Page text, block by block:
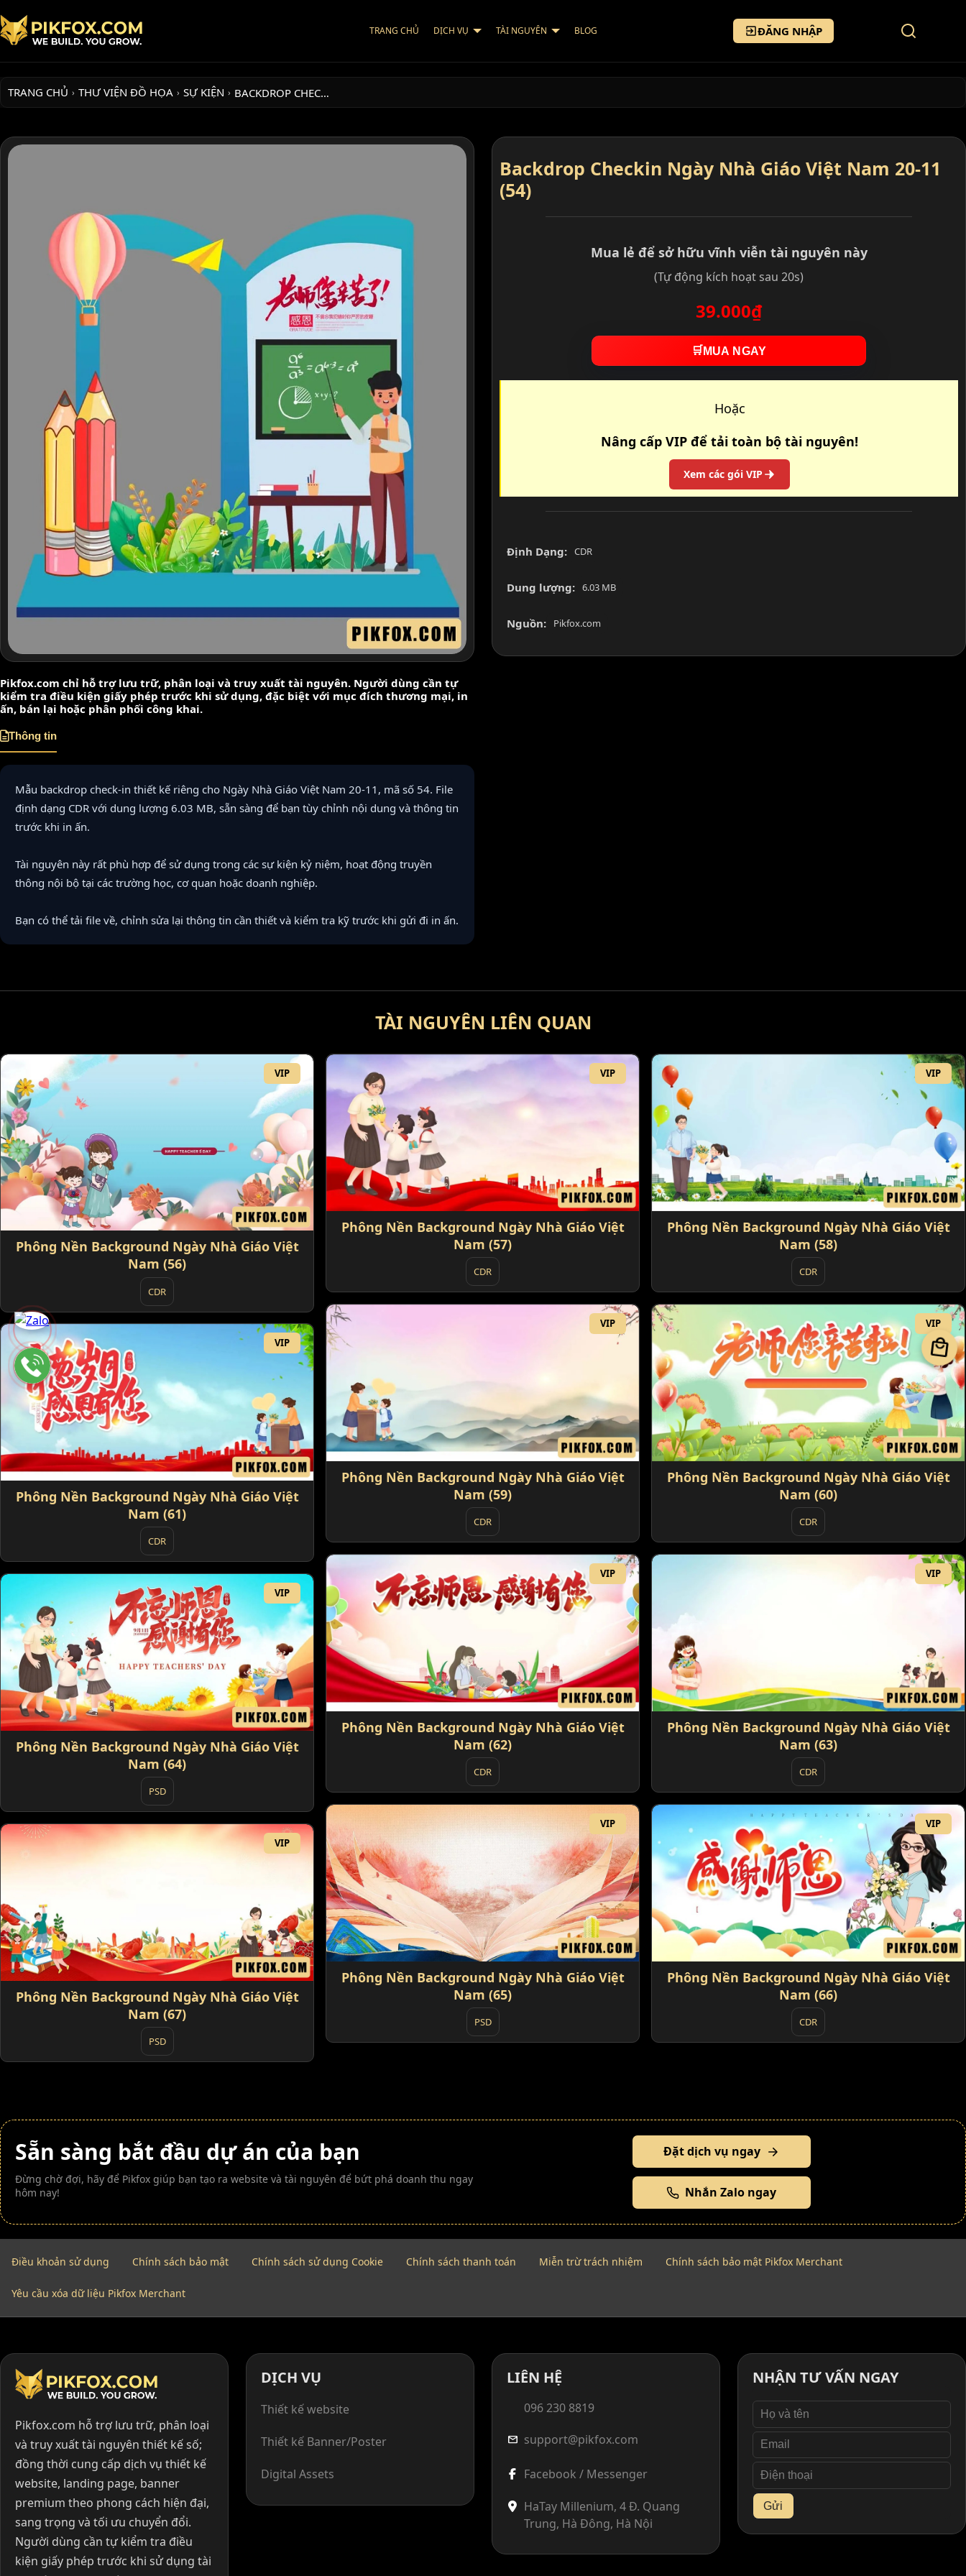
TRANG CHỦ DỊCH VỤ TÀI NGUYÊN BLOG ĐĂNG NHẬP
TRANG CHỦ › THƯ VIỆN ĐỒ HỌA › SỰ KIỆN › BACKDROP CHEC…
Pikfox.com chỉ hỗ trợ lưu trữ, phân loại và truy xuất tài nguyên. Người dùng cần tự
kiểm tra điều kiện giấy phép trước khi sử dụng, đặc biệt với mục đích thương mại, in
ấn, bán lại hoặc phân phối công khai.
Thông tin
Mẫu backdrop check-in thiết kế riêng cho Ngày Nhà Giáo Việt Nam 20-11, mã số 54. File
định dạng CDR với dung lượng 6.03 MB, sẵn sàng để bạn tùy chỉnh nội dung và thông tin
trước khi in ấn.
Tài nguyên này rất phù hợp để sử dụng trong các sự kiện kỷ niệm, hoạt động truyền
thông nội bộ tại các trường học, cơ quan hoặc doanh nghiệp.
Bạn có thể tải file về, chỉnh sửa lại thông tin cần thiết và kiểm tra kỹ trước khi gửi đi in ấn.
Backdrop Checkin Ngày Nhà Giáo Việt Nam 20-11
(54)
Mua lẻ để sở hữu vĩnh viễn tài nguyên này
(Tự động kích hoạt sau 20s)
39.000₫
🛒 MUA NGAY
Hoặc
Nâng cấp VIP để tải toàn bộ tài nguyên!
Xem các gói VIP
Định Dạng: CDR
Dung lượng: 6.03 MB
Nguồn: Pikfox.com
TÀI NGUYÊN LIÊN QUAN
VIP
Phông Nền Background Ngày Nhà Giáo Việt
Nam (56)
CDR
VIP
Phông Nền Background Ngày Nhà Giáo Việt
Nam (57)
CDR
VIP
Phông Nền Background Ngày Nhà Giáo Việt
Nam (58)
CDR
VIP
Phông Nền Background Ngày Nhà Giáo Việt
Nam (59)
CDR
VIP
Phông Nền Background Ngày Nhà Giáo Việt
Nam (60)
CDR
VIP
Phông Nền Background Ngày Nhà Giáo Việt
Nam (61)
CDR
VIP
Phông Nền Background Ngày Nhà Giáo Việt
Nam (62)
CDR
VIP
Phông Nền Background Ngày Nhà Giáo Việt
Nam (63)
CDR
VIP
Phông Nền Background Ngày Nhà Giáo Việt
Nam (64)
PSD
VIP
Phông Nền Background Ngày Nhà Giáo Việt
Nam (65)
PSD
VIP
Phông Nền Background Ngày Nhà Giáo Việt
Nam (66)
CDR
VIP
Phông Nền Background Ngày Nhà Giáo Việt
Nam (67)
PSD
Sẵn sàng bắt đầu dự án của bạn
Đừng chờ đợi, hãy để Pikfox giúp bạn tạo ra website và tài nguyên để bứt phá doanh thu ngay
hôm nay!
Đặt dịch vụ ngay
Nhắn Zalo ngay
Điều khoản sử dụng Chính sách bảo mật Chính sách sử dụng Cookie Chính sách thanh toán Miễn trừ trách nhiệm Chính sách bảo mật Pikfox Merchant
Yêu cầu xóa dữ liệu Pikfox Merchant
Pikfox.com hỗ trợ lưu trữ, phân loại
và truy xuất tài nguyên thiết kế số;
đồng thời cung cấp dịch vụ thiết kế
website, landing page, banner
premium theo phong cách hiện đại,
sang trọng và tối ưu chuyển đổi.
Người dùng cần tự kiểm tra điều
kiện giấy phép trước khi sử dụng tài
DỊCH VỤ
Thiết kế website
Thiết kế Banner/Poster
Digital Assets
LIÊN HỆ
096 230 8819
mail support@pikfox.com
Facebook / Messenger
HaTay Millenium, 4 Đ. Quang
Trung, Hà Đông, Hà Nội
NHẬN TƯ VẤN NGAY
Gửi
local_mall